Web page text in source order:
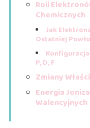
Roli
Chemicznych
Jak
Ostatniej
P, D, F
Zmiany
Energia
Walencyjnych